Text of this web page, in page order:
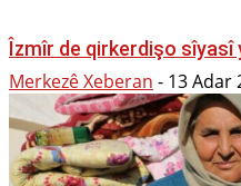
Îzmîr de qirkerdişo sîyasî
Merkezê Xeberan - 13 Adar